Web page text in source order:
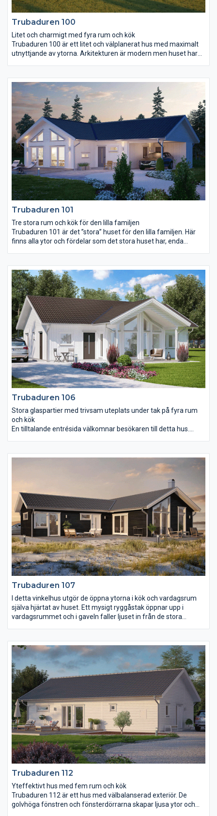
Trubaduren 100
Litet och charmigt med fyra rum och kök
Trubaduren 100 är ett litet och välplanerat hus med maximalt
utnyttjande av ytorna. Arkitekturen är modern men huset har
mot trädgårdssidan och spetsfönstret som går ända upp till det
öppna snedtaket skapar rikligt med ljus. Rundgångsmöjligheten
mellan hall, kök och vardagsrum ger huset ytterligare en
dimension. Tre sovrum, wc, badrum och ett rum för klädvård
med groventré gör huset praktiskt och funktionellt.
Trubaduren 101
Tre stora rum och kök för den lilla familjen
Trubaduren 101 är det ”stora” huset för den lilla familjen. Här
finns alla ytor och fördelar som det stora huset har, enda
både ett extra stort badrum och ett wc med dusch. Över
vardagsrum och kök breder ett öppet ryggåstak ut sig och de
höga spetsfönstren får rummen att bada i ljus. Notera att kök,
vardagsrum och terrassdörrar ligger mot framsidan.
Trubaduren 106
Stora glaspartier med trivsam uteplats under tak på fyra rum
och kök
En tilltalande entrésida välkomnar besökaren till detta hus.
utnyttjade ytor. Kök och samvaroytor är vända mot entrésidan
och huset har dessutom bad, wc och en separat klädvård.
Genom vardagsrummet och ut över den taktäckta uteplatsen
löper ett ryggåstak som ger en härlig rymdkänsla i de centrala
delarna av huset.
Trubaduren 107
I detta vinkelhus utgör de öppna ytorna i kök och vardagsrum
själva hjärtat av huset. Ett mysigt ryggåstak öppnar upp i
vardagsrummet och i gaveln faller ljuset in från de stora
sovrummet lite separerat från övriga huset, här i vinkeln finner
du också en separat klädvård och wc med dusch.
Trubaduren 112
Yteffektivt hus med fem rum och kök
Trubaduren 112 är ett hus med välbalanserad exteriör. De
golvhöga fönstren och fönsterdörrarna skapar ljusa ytor och